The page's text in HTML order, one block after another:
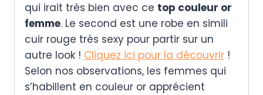
qui irait très bien avec ce top couleur or
femme. Le second est une robe en simili
cuir rouge très sexy pour partir sur un
autre look ! Cliquez ici pour la découvrir !
Selon nos observations, les femmes qui
s’habillent en couleur or apprécient